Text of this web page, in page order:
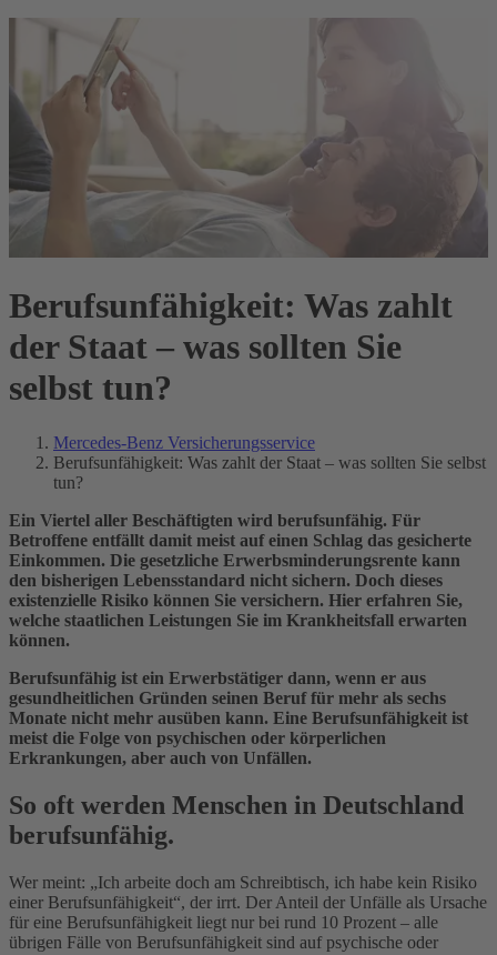
Berufsunfähigkeit: Was zahlt
der Staat – was sollten Sie
selbst tun?
Mercedes-Benz Versicherungsservice
Berufsunfähigkeit: Was zahlt der Staat – was sollten Sie selbst
tun?
Ein Viertel aller Beschäftigten wird berufsunfähig. Für
Betroffene entfällt damit meist auf einen Schlag das gesicherte
Einkommen. Die gesetzliche Erwerbsminderungsrente kann
den bisherigen Lebensstandard nicht sichern. Doch dieses
existenzielle Risiko können Sie versichern. Hier erfahren Sie,
welche staatlichen Leistungen Sie im Krankheitsfall erwarten
können.
Berufsunfähig ist ein Erwerbstätiger dann, wenn er aus
gesundheitlichen Gründen seinen Beruf für mehr als sechs
Monate nicht mehr ausüben kann. Eine Berufsunfähigkeit ist
meist die Folge von psychischen oder körperlichen
Erkrankungen, aber auch von Unfällen.
So oft werden Menschen in Deutschland
berufsunfähig.
Wer meint: „Ich arbeite doch am Schreibtisch, ich habe kein Risiko
einer Berufsunfähigkeit“, der irrt. Der Anteil der Unfälle als Ursache
für eine Berufsunfähigkeit liegt nur bei rund 10 Prozent – alle
übrigen Fälle von Berufsunfähigkeit sind auf psychische oder